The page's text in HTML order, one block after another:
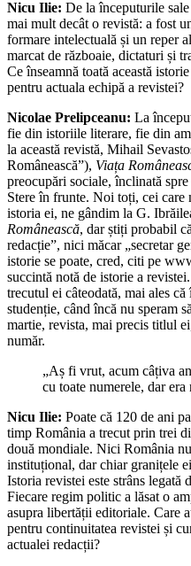
Nicu Ilie: De la începuturile
mai mult decât o revistă: a fost
formare intelectuală și un reper
marcat de războaie, dictaturi și
Ce înseamnă toată această
pentru actuala echipă a revistei?
Nicolae Prelipceanu: La
fie din istoriile literare, fie din
la această revistă, Mihail
Românească”), Viața
preocupări sociale, înclinată
Stere în frunte. Noi toți, cei care
istoria ei, ne gândim la G.
Românească, dar știți probabil
redacție”, nici măcar „secretar
istorie se poate, cred, citi pe
succintă notă de istorie a
trecutul ei câteodată, mai ales
studenție, când încă nu speram
martie, revista, mai precis titlul
număr.
„Aș fi vrut, acum câțiva
cu toate numerele, dar
Nicu Ilie: Poate că 120 de ani
timp România a trecut prin trei
două mondiale. Nici România
instituțional, dar chiar granițele
Istoria revistei este strâns legată
Fiecare regim politic a lăsat o
asupra libertății editoriale. Care
pentru continuitatea revistei și
actualei redacții?